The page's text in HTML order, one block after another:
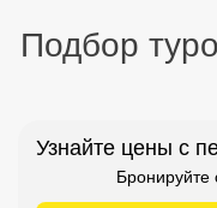
Подбор
Узнайте цены с